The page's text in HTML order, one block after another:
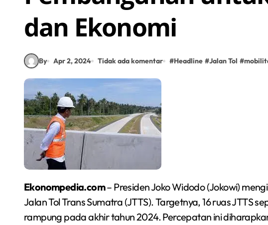
dan Ekonomi
By Apr 2, 2024 Tidak ada komentar #Headline #Jalan Tol #
Ekonompedia.com– Presiden Joko Widodo (Jokowi)
Jalan Tol Trans Sumatra (JTTS). Targetnya, 16 ruas JTTS
rampung pada akhir tahun 2024. Percepatan ini